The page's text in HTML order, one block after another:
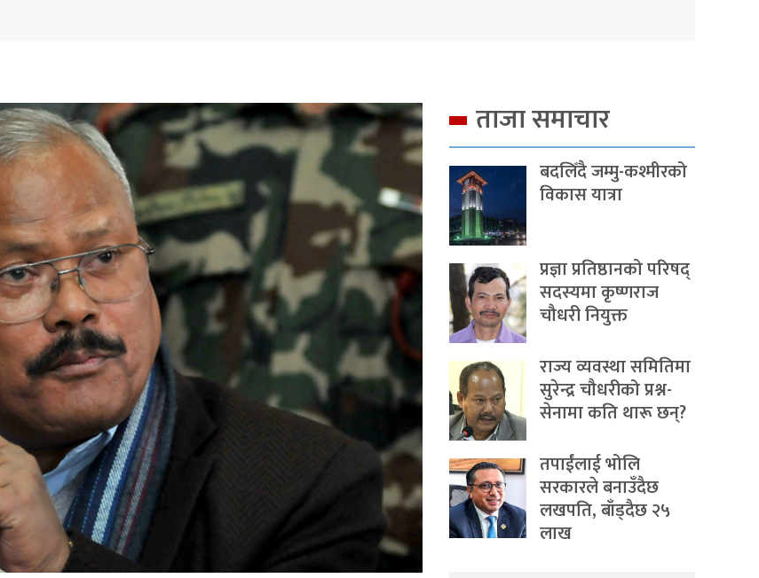
ताजा समाचार
बदलिँदै जम्मु-कश्मीरको
विकास यात्रा
प्रज्ञा प्रतिष्ठानको परिषद्
सदस्यमा कृष्णराज
चौधरी नियुक्त
राज्य व्यवस्था समितिमा
सुरेन्द्र चौधरीको प्रश्न-
सेनामा कति थारू छन्?
तपाईंलाई भोलि
सरकारले बनाउँदैछ
लखपति, बाँड्दैछ २५
लाख